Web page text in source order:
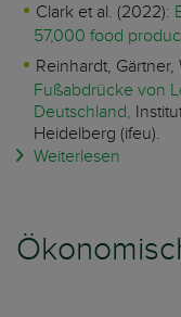
Clark et al. (2022):
57,000 food
Reinhardt,
Fußabdrücke von
Deutschland,
Heidelberg (ifeu).
Weiterlesen